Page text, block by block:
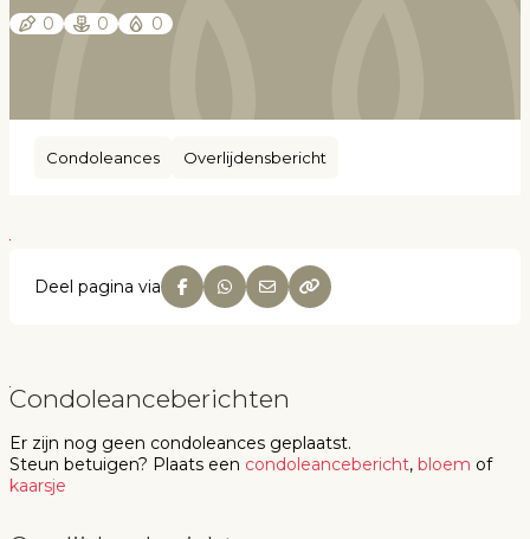
0 0 0
Condoleances Overlijdensbericht
Deel pagina via
Condoleanceberichten
Er zijn nog geen condoleances geplaatst.
Steun betuigen? Plaats een condoleancebericht, bloem of
kaarsje